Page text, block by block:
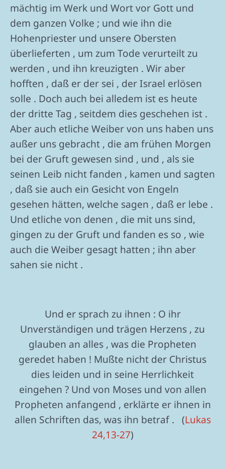
mächtig im Werk und Wort vor Gott und
dem ganzen Volke ; und wie ihn die
Hohenpriester und unsere Obersten
überlieferten , um zum Tode verurteilt zu
werden , und ihn kreuzigten . Wir aber
hofften , daß er der sei , der Israel erlösen
solle . Doch auch bei alledem ist es heute
der dritte Tag , seitdem dies geschehen ist .
Aber auch etliche Weiber von uns haben uns
außer uns gebracht , die am frühen Morgen
bei der Gruft gewesen sind , und , als sie
seinen Leib nicht fanden , kamen und sagten
, daß sie auch ein Gesicht von Engeln
gesehen hätten, welche sagen , daß er lebe .
Und etliche von denen , die mit uns sind,
gingen zu der Gruft und fanden es so , wie
auch die Weiber gesagt hatten ; ihn aber
sahen sie nicht .
Und er sprach zu ihnen : O ihr
Unverständigen und trägen Herzens , zu
glauben an alles , was die Propheten
geredet haben ! Mußte nicht der Christus
dies leiden und in seine Herrlichkeit
eingehen ? Und von Moses und von allen
Propheten anfangend , erklärte er ihnen in
allen Schriften das, was ihn betraf . (Lukas
24,13-27)